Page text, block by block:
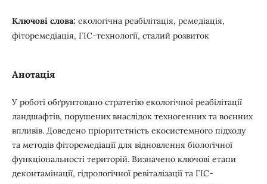
Ключові слова: екологічна реабілітація, ремедіація,
фіторемедіація, ГІС-технології, сталий розвиток
Анотація
У роботі обґрунтовано стратегію екологічної реабілітації
ландшафтів, порушених внаслідок техногенних та воєнних
впливів. Доведено пріоритетність екосистемного підходу
та методів фіторемедіації для відновлення біологічної
функціональності територій. Визначено ключові етапи
деконтамінації, гідрологічної ревіталізації та ГІС-